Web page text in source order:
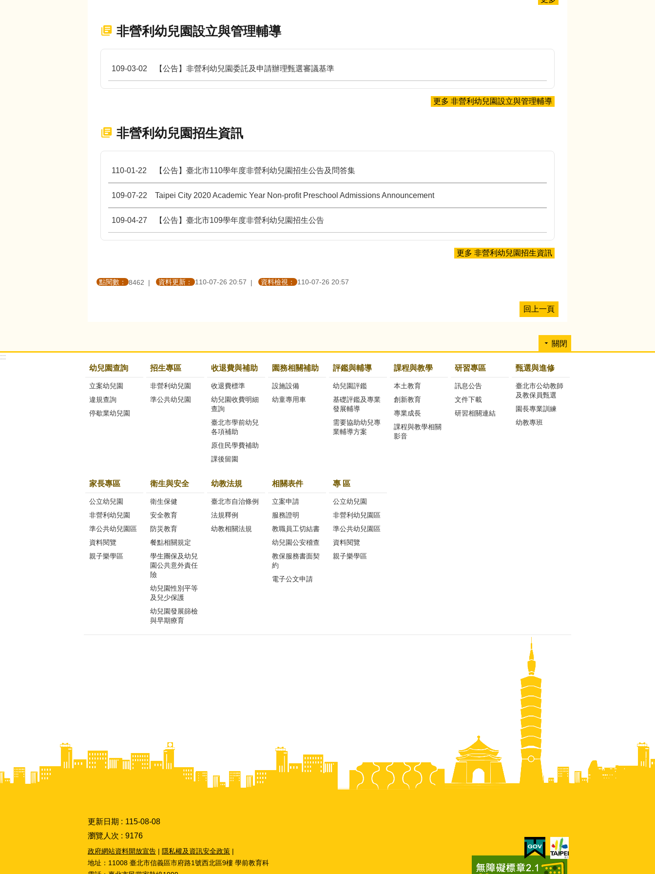
非營利幼兒園設立與管理輔導
109-03-02 【公告】非營利幼兒園委託及申請辦理甄選審議基準
更多 非營利幼兒園設立與管理輔導
非營利幼兒園招生資訊
110-01-22 【公告】臺北市110學年度非營利幼兒園招⽣公告及問答集
109-07-22 Taipei City 2020 Academic Year Non-profit Preschool Admissions Announcement
109-04-27 【公告】臺北市109學年度非營利幼兒園招生公告
更多 非營利幼兒園招生資訊
點閱數： 8462 資料更新： 110-07-26 20:57 資料檢視： 110-07-26 20:57
回上一頁
關閉
:::
幼兒園查詢
立案幼兒園
違規查詢
停歇業幼兒園
招生專區
非營利幼兒園
準公共幼兒園
收退費與補助
收退費標準
幼兒園收費明細
查詢
臺北市學前幼兒
各項補助
原住民學費補助
課後留園
園務相關補助
設施設備
幼童專用車
評鑑與輔導
幼兒園評鑑
基礎評鑑及專業
發展輔導
需要協助幼兒專
業輔導方案
課程與教學
本土教育
創新教育
專業成長
課程與教學相關
影音
研習專區
訊息公告
文件下載
研習相關連結
甄選與進修
臺北市公幼教師
及教保員甄選
園長專業訓練
幼教專班
家長專區
公立幼兒園
非營利幼兒園
準公共幼兒園區
資料閱覽
親子樂學區
衛生與安全
衛生保健
安全教育
防災教育
餐點相關規定
學生團保及幼兒
園公共意外責任
險
幼兒園性別平等
及兒少保護
幼兒園發展篩檢
與早期療育
幼教法規
臺北市自治條例
法規釋例
幼教相關法規
相關表件
立案申請
服務證明
教職員工切結書
幼兒園公安稽查
教保服務書面契
約
電子公文申請
專 區
公立幼兒園
非營利幼兒園區
準公共幼兒園區
資料閱覽
親子樂學區
更新日期
115-08-08
瀏覽人次
9176
政府網站資料開放宣告 | 隱私權及資訊安全政策 |
地址：11008 臺北市信義區市府路1號西北區9樓 學前教育科